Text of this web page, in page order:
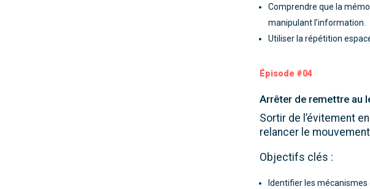
Comprendre que la
manipulant l’information.
Utiliser la répétition
Épisode #04
Arrêter de remettre au
Sortir de l’évitement
relancer le
Objectifs clés :
Identifier les